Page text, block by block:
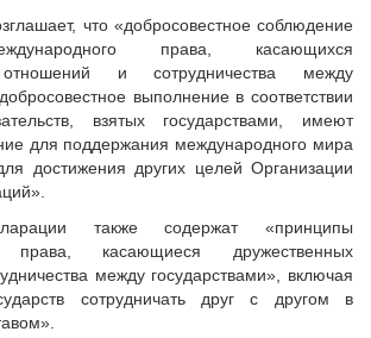
что «добросовестное соблюдение
права, касающихся
отношений и сотрудничества между
выполнение в соответствии
взятых государствами, имеют
для поддержания международного мира
достижения других целей Организации
также содержат «принципы
права, касающиеся дружественных
между государствами», включая
сотрудничать друг с другом в